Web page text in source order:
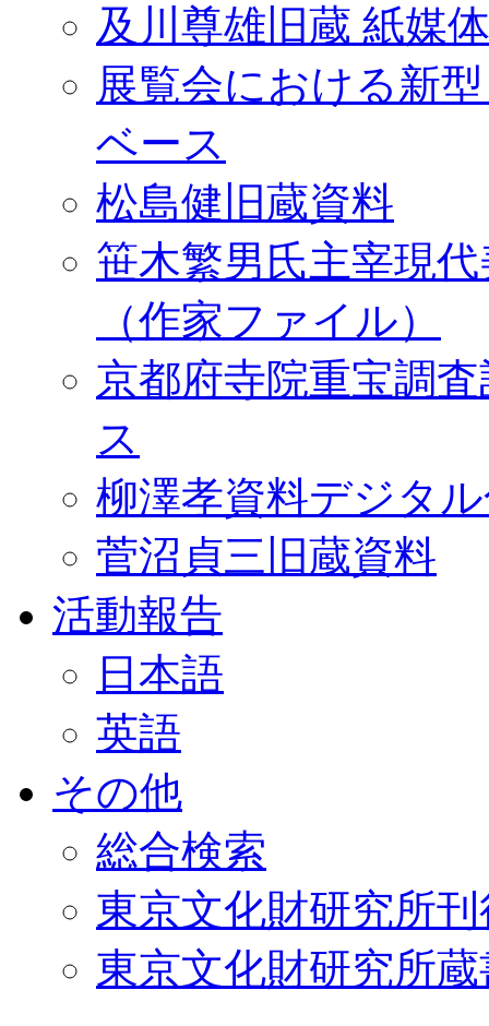
及川尊雄旧蔵 紙媒
展覧会における新
ベース
松島健旧蔵資料
笹木繁男氏主宰現
（作家ファイル）
京都府寺院重宝調
ス
柳澤孝資料デジタ
菅沼貞三旧蔵資料
活動報告
日本語
英語
その他
総合検索
東京文化財研究所
東京文化財研究所